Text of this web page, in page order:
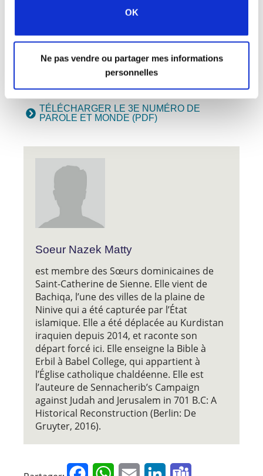
OK
Ne pas vendre ou partager mes informations
personnelles
Qu’en pensez-vous ? Vous pouvez surligner
ajouter un commentaire, ou ajoutez votre
réponse ci-dessous.
Pourquoi ne pas discuter de ce numéro de
en groupe à l’aide des
?
TÉLÉCHARGER LE 3E NUMÉRO DE
PAROLE ET MONDE (PDF)
Soeur Nazek Matty
est membre des Sœurs dominicaines de
Saint-Catherine de Sienne. Elle vient de
Bachiqa, l’une des villes de la plaine de
Ninive qui a été capturée par l’État
islamique. Elle a été déplacée au Kurdistan
iraquien depuis 2014, et raconte son
départ forcé ici. Elle enseigne la Bible à
Erbil à Babel College, qui appartient à
l’Église catholique chaldéenne. Elle est
l’auteure de Sennacherib’s Campaign
against Judah and Jerusalem in 701 B.C: A
Historical Reconstruction (Berlin: De
Gruyter, 2016).
FacebookWhatsApp
Email LinkedIn